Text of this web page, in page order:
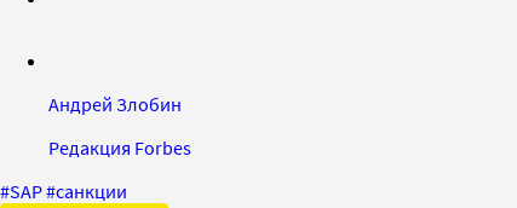
Андрей Злобин
Редакция Forbes
#SAP#санкции